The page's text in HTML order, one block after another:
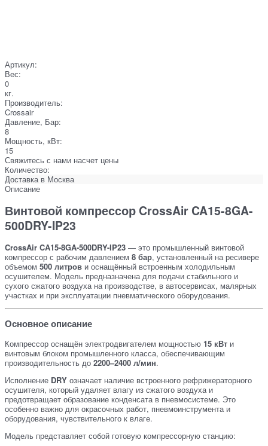
Артикул:
Вес:
0
кг.
Производитель:
Crossair
Давление, Бар:
8
Мощность, кВт:
15
Свяжитесь с нами насчет цены
Количество:
Доставка в Москва
Описание
Винтовой компрессор CrossAir CA15-8GA-
500DRY-IP23
CrossAir CA15-8GA-500DRY-IP23 — это промышленный винтовой
компрессор с рабочим давлением 8 бар, установленный на ресивере
объемом 500 литров и оснащённый встроенным холодильным
осушителем. Модель предназначена для подачи стабильного и
сухого сжатого воздуха на производстве, в автосервисах, малярных
участках и при эксплуатации пневматического оборудования.
Основное описание
Компрессор оснащён электродвигателем мощностью 15 кВт и
винтовым блоком промышленного класса, обеспечивающим
производительность до 2200–2400 л/мин.
Исполнение DRY означает наличие встроенного рефрижераторного
осушителя, который удаляет влагу из сжатого воздуха и
предотвращает образование конденсата в пневмосистеме. Это
особенно важно для окрасочных работ, пневмоинструмента и
оборудования, чувствительного к влаге.
Модель представляет собой готовую компрессорную станцию: